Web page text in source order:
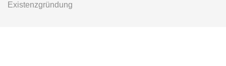
Existenzgründung